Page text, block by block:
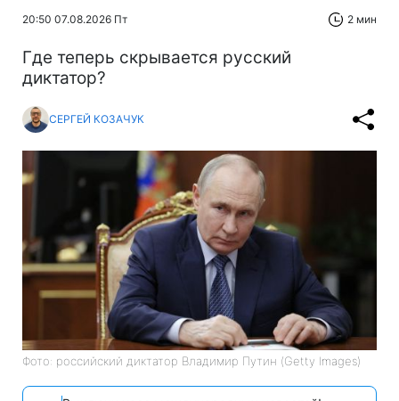
20:50 07.08.2026 Пт 2 мин
Где теперь скрывается русский
диктатор?
СЕРГЕЙ КОЗАЧУК
Фото: российский диктатор Владимир Путин (Getty Images)